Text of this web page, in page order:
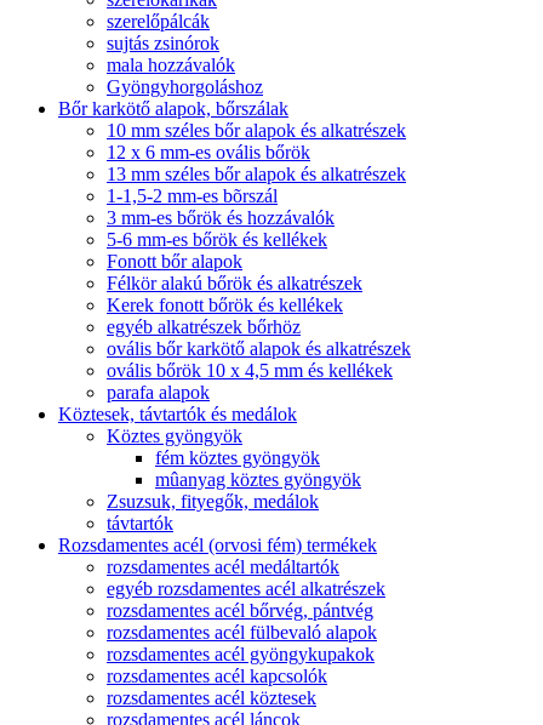
szerelőpálcák
sujtás zsinórok
mala hozzávalók
Gyöngyhorgoláshoz
Bőr karkötő alapok, bőrszálak
10 mm széles bőr alapok és alkatrészek
12 x 6 mm-es ovális bőrök
13 mm széles bőr alapok és alkatrészek
1-1,5-2 mm-es bõrszál
3 mm-es bőrök és hozzávalók
5-6 mm-es bőrök és kellékek
Fonott bőr alapok
Félkör alakú bőrök és alkatrészek
Kerek fonott bőrök és kellékek
egyéb alkatrészek bőrhöz
ovális bőr karkötő alapok és alkatrészek
ovális bőrök 10 x 4,5 mm és kellékek
parafa alapok
Köztesek, távtartók és medálok
Köztes gyöngyök
fém köztes gyöngyök
mûanyag köztes gyöngyök
Zsuzsuk, fityegők, medálok
távtartók
Rozsdamentes acél (orvosi fém) termékek
rozsdamentes acél medáltartók
egyéb rozsdamentes acél alkatrészek
rozsdamentes acél bőrvég, pántvég
rozsdamentes acél fülbevaló alapok
rozsdamentes acél gyöngykupakok
rozsdamentes acél kapcsolók
rozsdamentes acél köztesek
rozsdamentes acél láncok